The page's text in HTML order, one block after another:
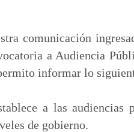
comunicación
a Audiencia
informar lo
a las audiencias
de gobierno.